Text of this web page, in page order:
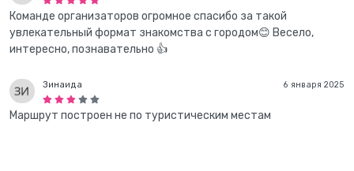
Команде организаторов огромное спасибо за такой
увлекательный формат знакомства с городом😊 Весело,
интересно, познавательно 👍
6 января 2025
Зинаида
Маршрут построен не по туристическим местам